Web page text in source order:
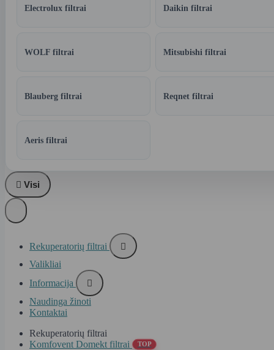
Electrolux filtrai Daikin filtrai
WOLF filtrai Mitsubishi filtrai
Blauberg filtrai Reqnet filtrai
Aeris filtrai
 Visi
Rekuperatorių filtrai

Valikliai
Informacija

Naudinga žinoti
Kontaktai
Rekuperatorių filtrai
Komfovent Domekt filtrai
TOP